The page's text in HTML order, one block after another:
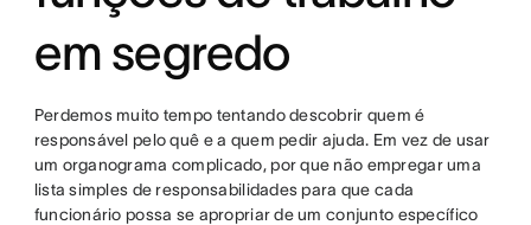
em segredo
Perdemos muito tempo tentando descobrir quem é
responsável pelo quê e a quem pedir ajuda. Em vez de usar
um organograma complicado, por que não empregar uma
lista simples de responsabilidades para que cada
funcionário possa se apropriar de um conjunto específico